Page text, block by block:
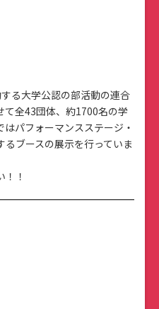
る大学公認の部活動の連合
て全43団体、約1700名の学
パフォーマンスステージ・
ブースの展示を行っていま
！